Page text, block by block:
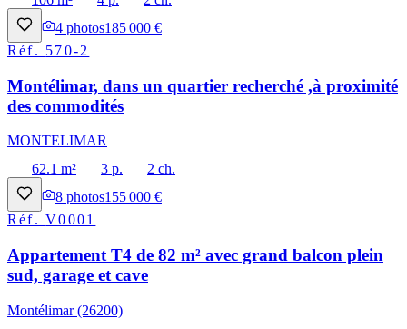
4 photos185 000 €
Réf. 570-2
Montélimar, dans un quartier recherché ,à proximité
des commodités
MONTELIMAR
62.1 m²
3 p.
2 ch.
8 photos155 000 €
Réf.V0001
Appartement T4 de 82 m² avec grand balcon plein
sud, garage et cave
Montélimar (26200)